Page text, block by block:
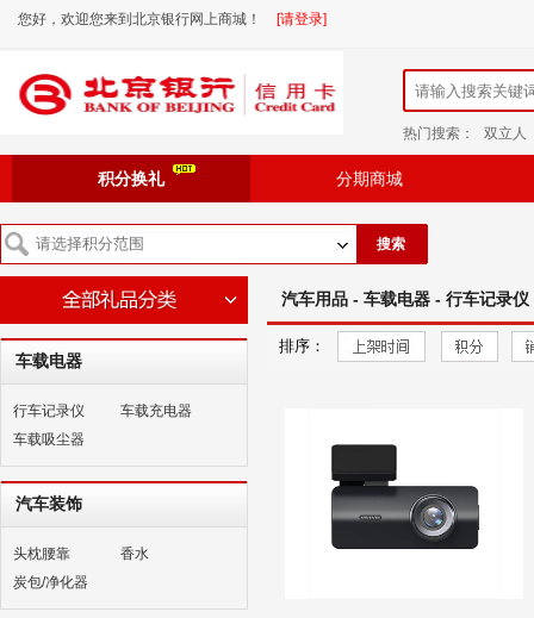
您好，欢迎您来到北京银行网上商城！ [请登录]
热门搜索： 双立人
积分换礼 分期商城
搜索
车载电器
行车记录仪
车载充电器
车载吸尘器
汽车装饰
头枕腰靠
香水
炭包/净化器
汽车用品 - 车载电器 - 行车记录仪
排序：